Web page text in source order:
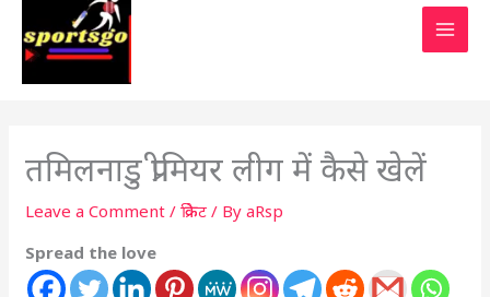
तमिलनाडु प्रीमियर लीग में कैसे खेलें
Leave a Comment /क्रिकेट / ByaRsp
Spread the love